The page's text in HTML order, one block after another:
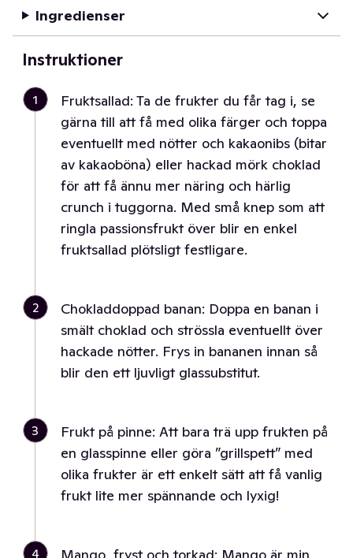
Ingredienser
Instruktioner
1
Fruktsallad: Ta de frukter du får tag i, se
gärna till att få med olika färger och toppa
eventuellt med nötter och kakaonibs (bitar
av kakaoböna) eller hackad mörk choklad
för att få ännu mer näring och härlig
crunch i tuggorna. Med små knep som att
ringla passionsfrukt över blir en enkel
fruktsallad plötsligt festligare.
2
Chokladdoppad banan: Doppa en banan i
smält choklad och strössla eventuellt över
hackade nötter. Frys in bananen innan så
blir den ett ljuvligt glassubstitut.
3
Frukt på pinne: Att bara trä upp frukten på
en glasspinne eller göra ”grillspett” med
olika frukter är ett enkelt sätt att få vanlig
frukt lite mer spännande och lyxig!
4